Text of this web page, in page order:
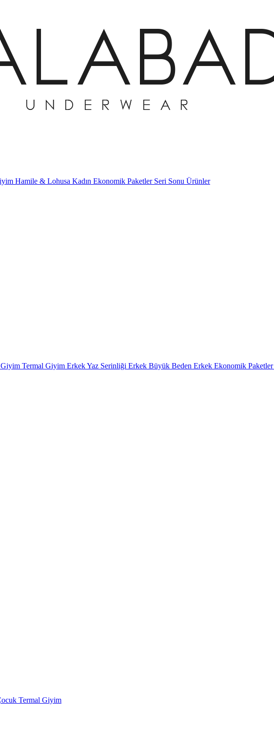
Hamile & Lohusa Kadın Ekonomik Paketler Seri Sonu Ürünler
Termal Giyim Erkek Yaz Serinliği Erkek Büyük Beden Erkek Ekonomik Paketler
Termal Giyim